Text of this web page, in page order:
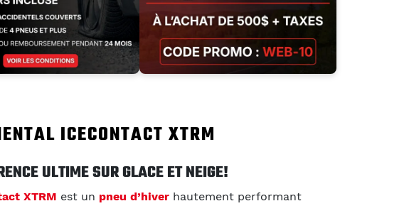
ICECONTACT XTRM
ULTIME SUR GLACE ET NEIGE!
XTRM est un pneu d’hiver hautement performant